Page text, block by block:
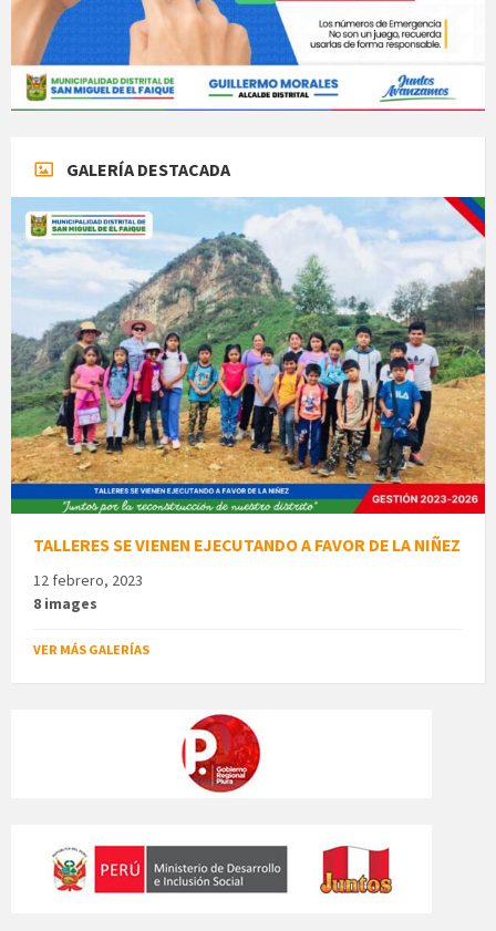
GALERÍA DESTACADA
TALLERES SE VIENEN EJECUTANDO A FAVOR DE LA NIÑEZ
12 febrero, 2023
8 images
VER MÁS GALERÍAS